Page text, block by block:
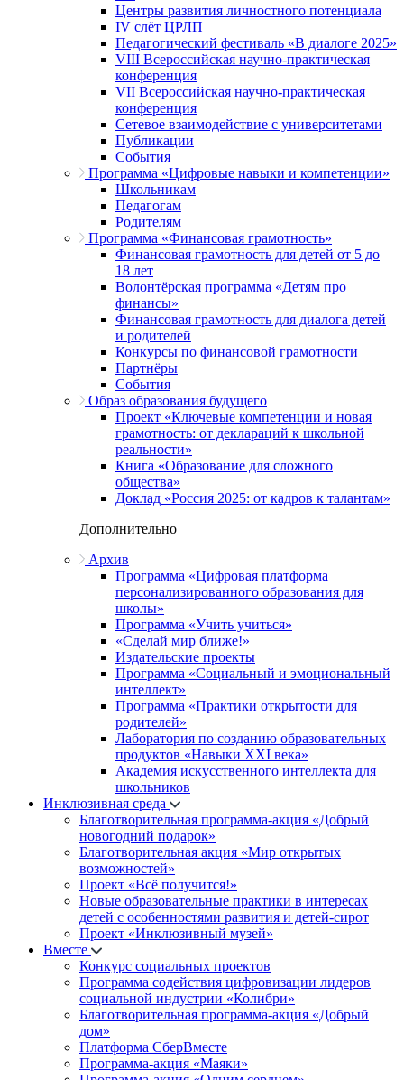
Центры развития личностного потенциала
IV слёт ЦРЛП
Педагогический фестиваль «В диалоге 2025»
VIII Всероссийская научно-практическая
конференция
VII Всероссийская научно-практическая
конференция
Сетевое взаимодействие с университетами
Публикации
События
Программа «Цифровые навыки и компетенции»
Школьникам
Педагогам
Родителям
Программа «Финансовая грамотность»
Финансовая грамотность для детей от 5 до
18 лет
Волонтёрская программа «Детям про
финансы»
Финансовая грамотность для диалога детей
и родителей
Конкурсы по финансовой грамотности
Партнёры
События
Образ образования будущего
Проект «Ключевые компетенции и новая
грамотность: от деклараций к школьной
реальности»
Книга «Образование для сложного
общества»
Доклад «Россия 2025: от кадров к талантам»
Дополнительно
Архив
Программа «Цифровая платформа
персонализированного образования для
школы»
Программа «Учить учиться»
«Сделай мир ближе!»
Издательские проекты
Программа «Социальный и эмоциональный
интеллект»
Программа «Практики открытости для
родителей»
Лаборатория по созданию образовательных
продуктов «Навыки XXI века»
Академия искусственного интеллекта для
школьников
Инклюзивная среда
Благотворительная программа-акция «Добрый
новогодний подарок»
Благотворительная акция «Мир открытых
возможностей»
Проект «Всё получится!»
Новые образовательные практики в интересах
детей с особенностями развития и детей-сирот
Проект «Инклюзивный музей»
Вместе
Конкурс социальных проектов
Программа содействия цифровизации лидеров
социальной индустрии «Колибри»
Благотворительная программа-акция «Добрый
дом»
Платформа СберВместе
Программа-акция «Маяки»